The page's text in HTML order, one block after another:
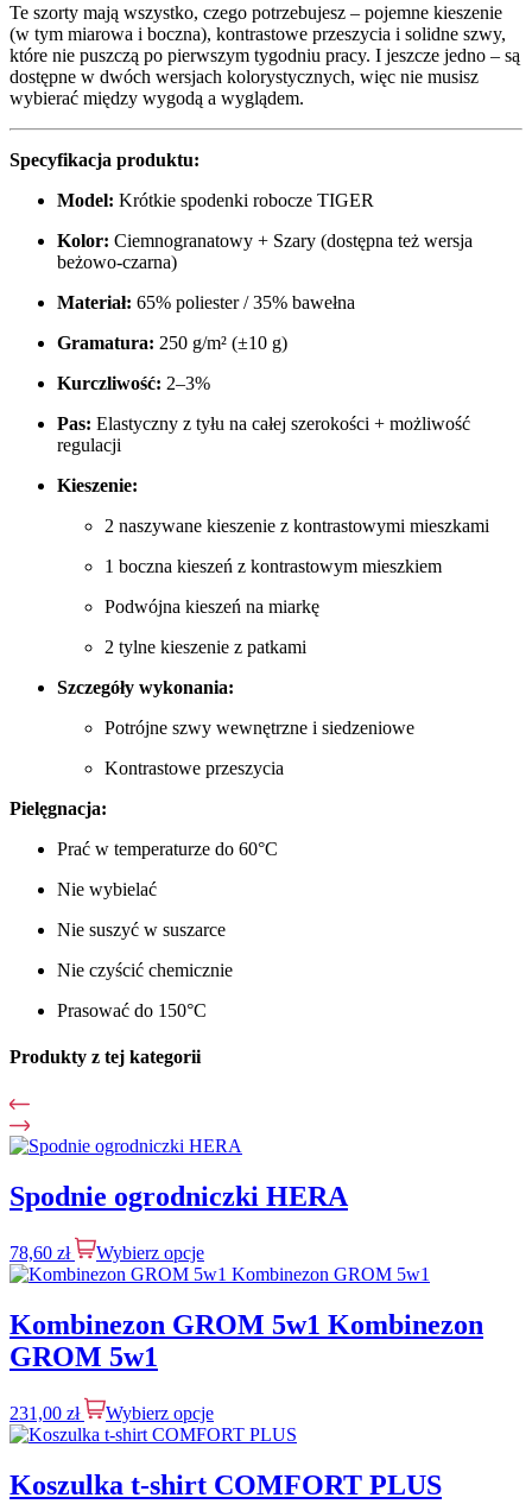
Te szorty mają wszystko, czego potrzebujesz – pojemne kieszenie
(w tym miarowa i boczna), kontrastowe przeszycia i solidne szwy,
które nie puszczą po pierwszym tygodniu pracy. I jeszcze jedno – są
dostępne w dwóch wersjach kolorystycznych, więc nie musisz
wybierać między wygodą a wyglądem.
Specyfikacja produktu:
Model: Krótkie spodenki robocze TIGER
Kolor: Ciemnogranatowy + Szary (dostępna też wersja
beżowo-czarna)
Materiał: 65% poliester / 35% bawełna
Gramatura: 250 g/m² (±10 g)
Kurczliwość: 2–3%
Pas: Elastyczny z tyłu na całej szerokości + możliwość
regulacji
Kieszenie:
2 naszywane kieszenie z kontrastowymi mieszkami
1 boczna kieszeń z kontrastowym mieszkiem
Podwójna kieszeń na miarkę
2 tylne kieszenie z patkami
Szczegóły wykonania:
Potrójne szwy wewnętrzne i siedzeniowe
Kontrastowe przeszycia
Pielęgnacja:
Prać w temperaturze do 60°C
Nie wybielać
Nie suszyć w suszarce
Nie czyścić chemicznie
Prasować do 150°C
Produkty z tej kategorii
Spodnie ogrodniczki HERA
78,60 zł Wybierz opcje
Kombinezon GROM 5w1 Kombinezon
GROM 5w1
231,00 zł Wybierz opcje
Koszulka t-shirt COMFORT PLUS